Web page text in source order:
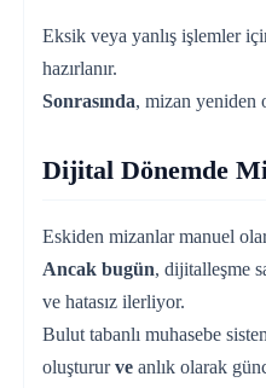
Eksik veya yanlış işlemler
hazırlanır.
Sonrasında, mizan yeniden
Dijital Dönemde
Eskiden mizanlar manuel
Ancak bugün, dijitalleşme
ve hatasız ilerliyor.
Bulut tabanlı muhasebe
oluştururveanlık olarak